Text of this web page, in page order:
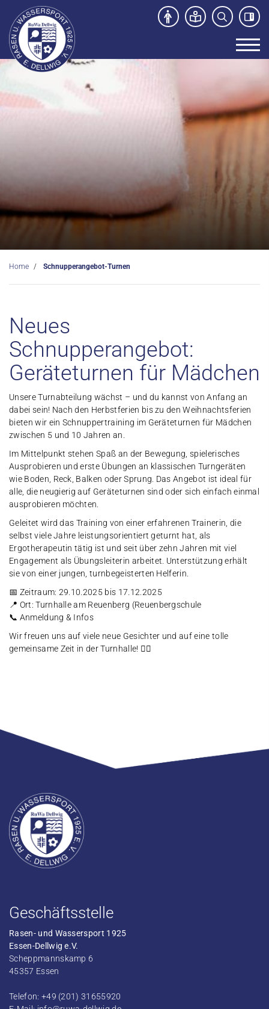
Home Schnupperangebot-Turnen
Neues
Schnupperangebot:
Geräteturnen für Mädchen
Unsere Turnabteilung wächst – und du kannst von Anfang an
dabei sein! Nach den Herbstferien bis zu den Weihnachtsferien
bieten wir ein Schnuppertraining im Geräteturnen für Mädchen
zwischen 5 und 10 Jahren an.
Im Mittelpunkt stehen Spaß an der Bewegung, spielerisches
Ausprobieren und erste Übungen an klassischen Turngeräten
wie Boden, Reck, Balken oder Sprung. Das Angebot ist ideal für
alle, die neugierig auf Geräteturnen sind oder sich einfach einmal
ausprobieren möchten.
Geleitet wird das Training von einer erfahrenen Trainerin, die
selbst viele Jahre leistungsorientiert geturnt hat, als
Ergotherapeutin tätig ist und seit über zehn Jahren mit viel
Engagement als Übungsleiterin arbeitet. Unterstützung erhält
sie von einer jungen, turnbegeisterten Helferin.
📅 Zeitraum: 29.10.2025 bis 17.12.2025
📍 Ort: Turnhalle am Reuenberg (Reuenbergschule
📞 Anmeldung & Infos
Wir freuen uns auf viele neue Gesichter und auf eine tolle
gemeinsame Zeit in der Turnhalle! 🤸‍♀️
Geschäftsstelle
Rasen- und Wassersport 1925
Essen-Dellwig e.V.
Scheppmannskamp 6
45357 Essen
Telefon: +49 (201) 31655920
Unser Verein